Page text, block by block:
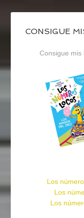
CONSIGUE
Consigue
Los
Los
Los